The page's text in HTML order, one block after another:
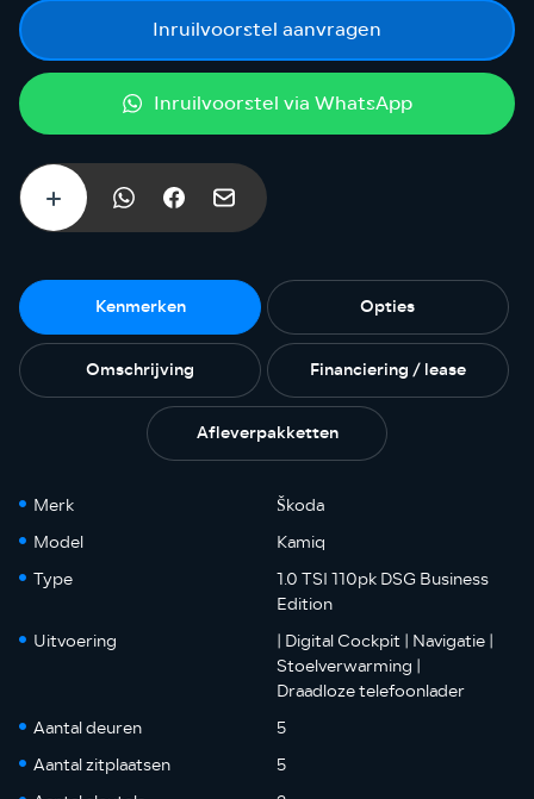
Inruilvoorstel aanvragen
Inruilvoorstel via WhatsApp
Kenmerken Opties
Omschrijving Financiering / lease
Afleverpakketten
Merk
Škoda
Model
Kamiq
Type
1.0 TSI 110pk DSG Business
Edition
Uitvoering
| Digital Cockpit | Navigatie |
Stoelverwarming |
Draadloze telefoonlader
Aantal deuren
5
Aantal zitplaatsen
5